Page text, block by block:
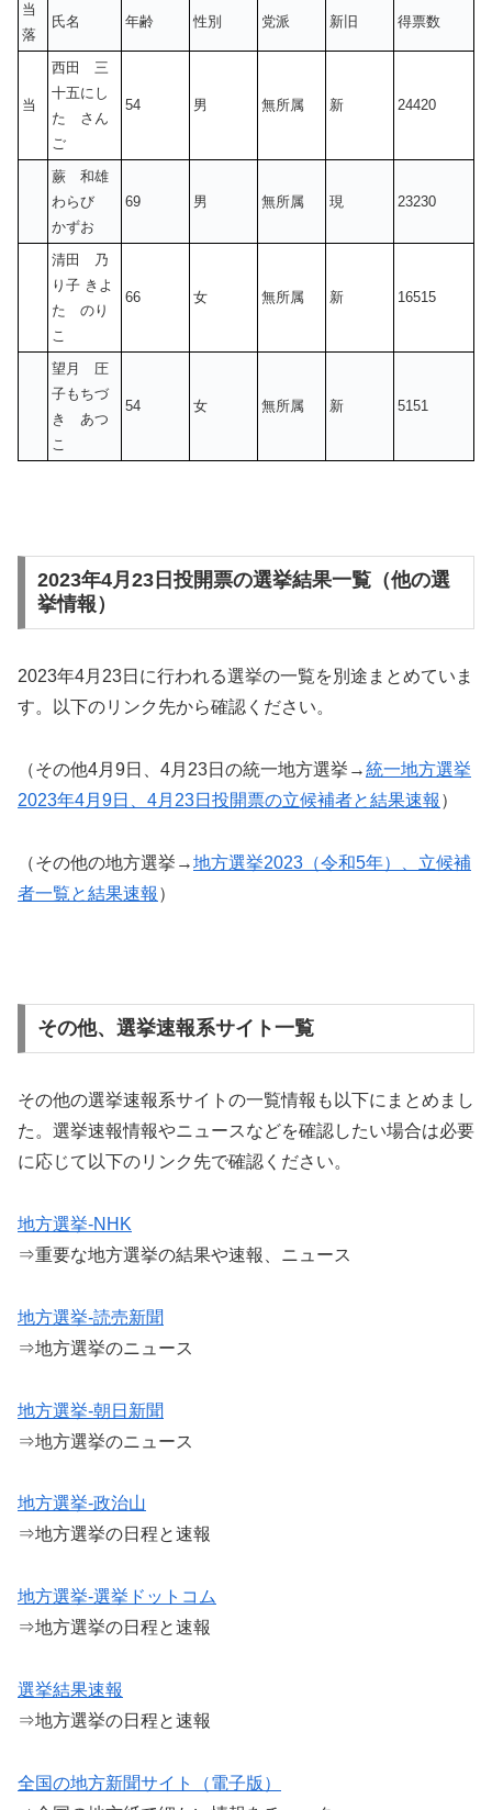
当
落
氏名 年齢 性別 党派 新旧 得票数
当
西田 三
十五にし
た さん
ご
54 男 無所属 新 24420
蕨 和雄
わらび
かずお
69 男 無所属 現 23230
清田 乃
り子 きよ
た のり
こ
66 女 無所属 新 16515
望月 圧
子もちづ
き あつ
こ
54 女 無所属 新 5151
2023年4月23日投開票の選挙結果一覧（他の選
挙情報）
2023年4月23日に行われる選挙の一覧を別途まとめていま
す。以下のリンク先から確認ください。
（その他4月9日、4月23日の統一地方選挙→統一地方選挙
2023年4月9日、4月23日投開票の立候補者と結果速報 ）
（その他の地方選挙→地方選挙2023（令和5年）、立候補
者一覧と結果速報 ）
その他、選挙速報系サイト一覧
その他の選挙速報系サイトの一覧情報も以下にまとめまし
た。選挙速報情報やニュースなどを確認したい場合は必要
に応じて以下のリンク先で確認ください。
地方選挙-NHK
⇒重要な地方選挙の結果や速報、ニュース
地方選挙-読売新聞
⇒地方選挙のニュース
地方選挙-朝日新聞
⇒地方選挙のニュース
地方選挙-政治山
⇒地方選挙の日程と速報
地方選挙-選挙ドットコム
⇒地方選挙の日程と速報
選挙結果速報
⇒地方選挙の日程と速報
全国の地方新聞サイト（電子版）